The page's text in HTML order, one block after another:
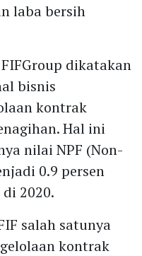
laba bersih
dikatakan
bisnis
kontrak
Hal ini
nilai NPF (Non-
0.9 persen
2020.
salah satunya
kontrak